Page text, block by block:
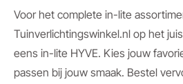
Voor het complete in-lite
Tuinverlichtingswinkel.nl op het
eens in-lite HYVE. Kies jouw
passen bij jouw smaak. Bestel